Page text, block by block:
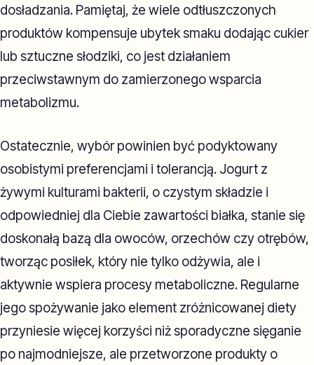
dosładzania. Pamiętaj, że wiele odtłuszczonych
produktów kompensuje ubytek smaku dodając cukier
lub sztuczne słodziki, co jest działaniem
przeciwstawnym do zamierzonego wsparcia
metabolizmu.
Ostatecznie, wybór powinien być podyktowany
osobistymi preferencjami i tolerancją. Jogurt z
żywymi kulturami bakterii, o czystym składzie i
odpowiedniej dla Ciebie zawartości białka, stanie się
doskonałą bazą dla owoców, orzechów czy otrębów,
tworząc posiłek, który nie tylko odżywia, ale i
aktywnie wspiera procesy metaboliczne. Regularne
jego spożywanie jako element zróżnicowanej diety
przyniesie więcej korzyści niż sporadyczne sięganie
po najmodniejsze, ale przetworzone produkty o